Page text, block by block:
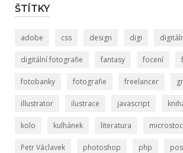
ŠTÍTKY
adobe css design digi
digitální fotografie fantasy focení
fotobanky fotografie freelancer
illustrator ilustrace javascript
kolo kulhánek literatura
Petr Václavek photoshop php